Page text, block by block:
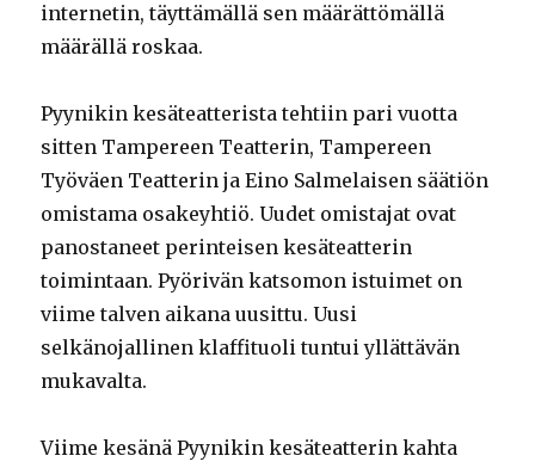
internetin, täyttämällä sen määrättömällä
määrällä roskaa.
Pyynikin kesäteatterista tehtiin pari vuotta
sitten Tampereen Teatterin, Tampereen
Työväen Teatterin ja Eino Salmelaisen säätiön
omistama osakeyhtiö. Uudet omistajat ovat
panostaneet perinteisen kesäteatterin
toimintaan. Pyörivän katsomon istuimet on
viime talven aikana uusittu. Uusi
selkänojallinen klaffituoli tuntui yllättävän
mukavalta.
Viime kesänä Pyynikin kesäteatterin kahta